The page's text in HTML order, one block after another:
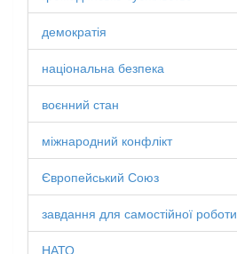
демократія
національна безпека
воєнний стан
міжнародний конфлікт
Європейський Союз
завдання для самостійної роботи
НАТО